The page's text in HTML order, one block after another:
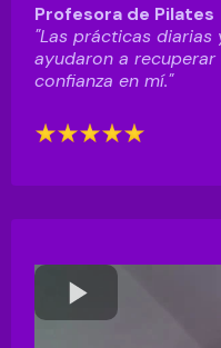
Profesora de Pilates
"Las prácticas
ayudaron a
confianza en mí."